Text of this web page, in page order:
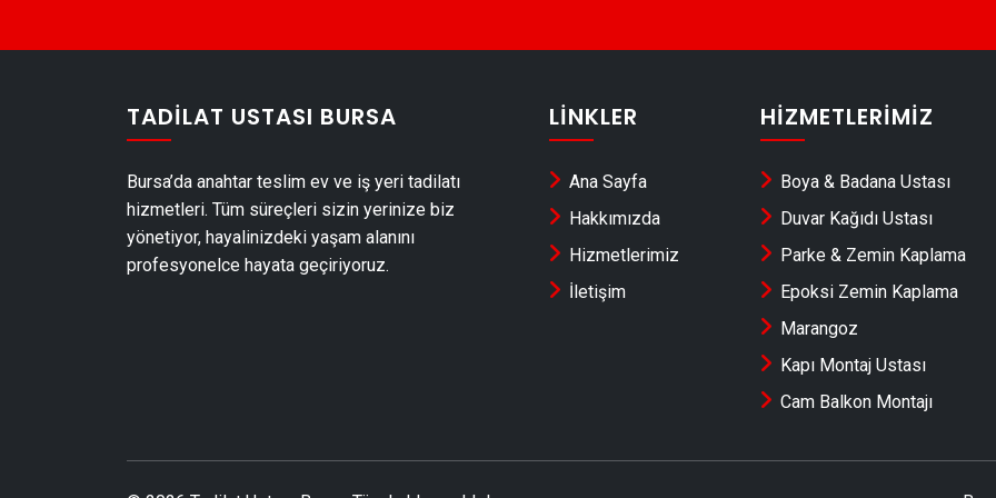
TADILAT USTASI BURSA
Bursa’da anahtar teslim ev ve iş yeri tadilatı
hizmetleri. Tüm süreçleri sizin yerinize biz
yönetiyor, hayalinizdeki yaşam alanını
profesyonelce hayata geçiriyoruz.
LINKLER
Ana Sayfa
Hakkımızda
Hizmetlerimiz
İletişim
HIZMETLERIMIZ
Boya & Badana Ustası
Duvar Kağıdı Ustası
Parke & Zemin Kaplama
Epoksi Zemin Kaplama
Marangoz
Kapı Montaj Ustası
Cam Balkon Montajı